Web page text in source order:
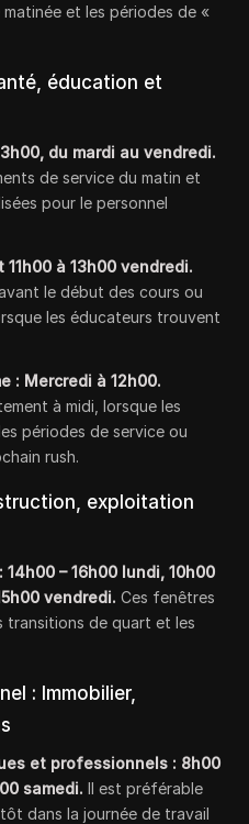
et les périodes de «
éducation et
du mardi au vendredi.
de service du matin et
pour le personnel
à 13h00 vendredi.
le début des cours ou
les éducateurs trouvent
: Mercredi à 12h00.
à midi, lorsque les
périodes de service ou
rush.
exploitation
14h00 – 16h00 lundi, 10h00
vendredi. Ces fenêtres
transitions de quart et les
: Immobilier,
et professionnels : 8h00
samedi. Il est préférable
dans la journée de travail